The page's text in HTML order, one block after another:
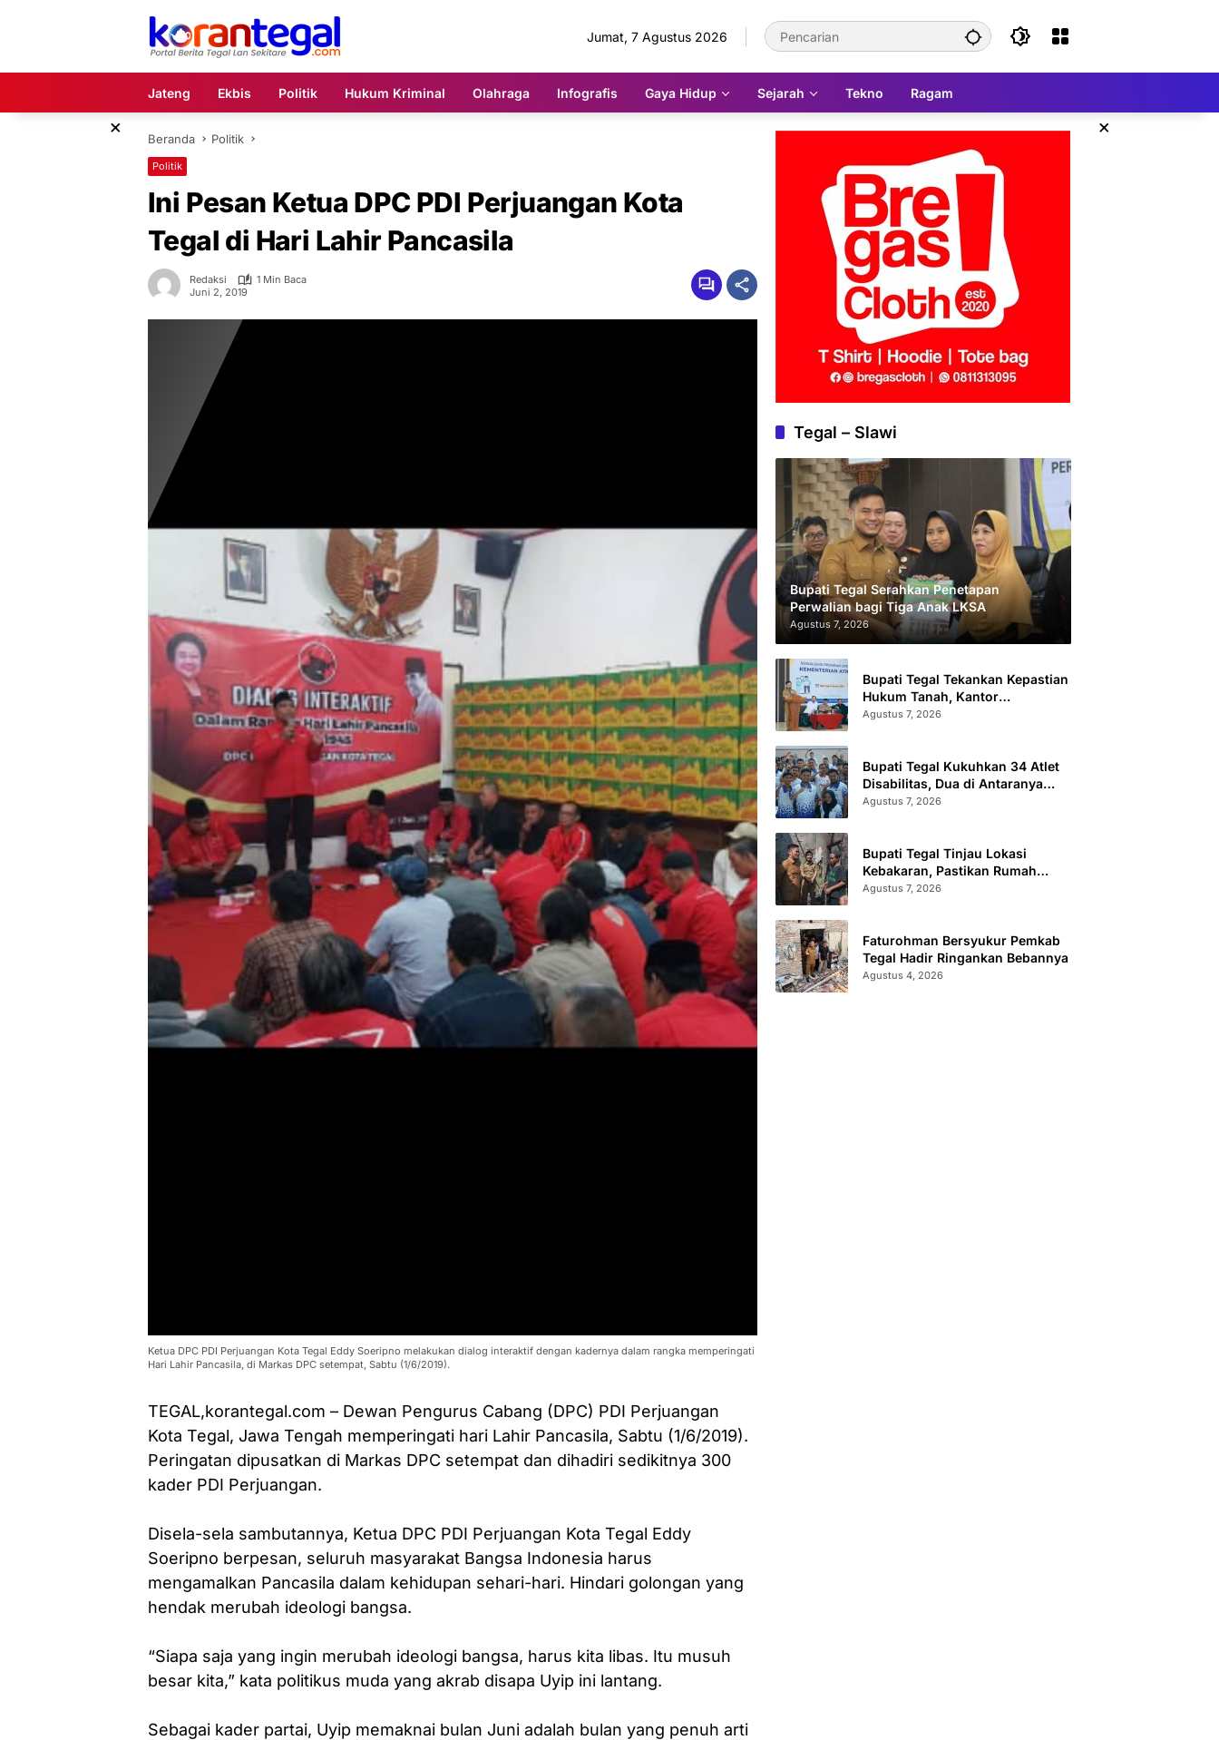
Jumat, 7 Agustus 2026
Jateng Ekbis Politik Hukum Kriminal Olahraga Infografis Gaya Hidup Sejarah Tekno Ragam
× ×
Beranda Politik
Politik
Ini Pesan Ketua DPC PDI Perjuangan Kota
Tegal di Hari Lahir Pancasila
Redaksi
1 Min Baca
Juni 2, 2019
Ketua DPC PDI Perjuangan Kota Tegal Eddy Soeripno melakukan dialog interaktif dengan kadernya dalam rangka memperingati
Hari Lahir Pancasila, di Markas DPC setempat, Sabtu (1/6/2019).
TEGAL,korantegal.com – Dewan Pengurus Cabang (DPC) PDI Perjuangan
Kota Tegal, Jawa Tengah memperingati hari Lahir Pancasila, Sabtu (1/6/2019).
Peringatan dipusatkan di Markas DPC setempat dan dihadiri sedikitnya 300
kader PDI Perjuangan.
Disela-sela sambutannya, Ketua DPC PDI Perjuangan Kota Tegal Eddy
Soeripno berpesan, seluruh masyarakat Bangsa Indonesia harus
mengamalkan Pancasila dalam kehidupan sehari-hari. Hindari golongan yang
hendak merubah ideologi bangsa.
“Siapa saja yang ingin merubah ideologi bangsa, harus kita libas. Itu musuh
besar kita,” kata politikus muda yang akrab disapa Uyip ini lantang.
Sebagai kader partai, Uyip memaknai bulan Juni adalah bulan yang penuh arti
Tegal – Slawi
Bupati Tegal Serahkan Penetapan
Perwalian bagi Tiga Anak LKSA
Agustus 7, 2026
Bupati Tegal Tekankan Kepastian
Hukum Tanah, Kantor
Pertanahan Catat 296.869
Agustus 7, 2026
Bupati Tegal Kukuhkan 34 Atlet
Disabilitas, Dua di Antaranya
Berlaga di Level Dunia
Agustus 7, 2026
Bupati Tegal Tinjau Lokasi
Kebakaran, Pastikan Rumah
Korban Diperbaiki
Agustus 7, 2026
Faturohman Bersyukur Pemkab
Tegal Hadir Ringankan Bebannya
Agustus 4, 2026